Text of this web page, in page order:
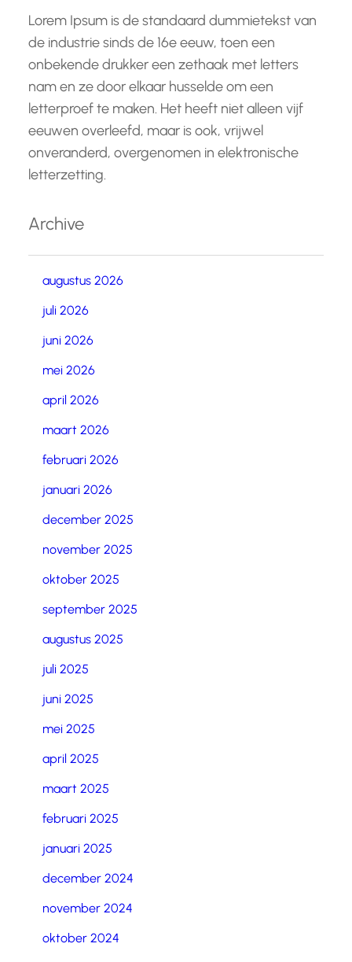
Lorem Ipsum is de standaard dummietekst van
de industrie sinds de 16e eeuw, toen een
onbekende drukker een zethaak met letters
nam en ze door elkaar husselde om een
letterproef te maken. Het heeft niet alleen vijf
eeuwen overleefd, maar is ook, vrijwel
onveranderd, overgenomen in elektronische
letterzetting.
Archive
augustus 2026
juli 2026
juni 2026
mei 2026
april 2026
maart 2026
februari 2026
januari 2026
december 2025
november 2025
oktober 2025
september 2025
augustus 2025
juli 2025
juni 2025
mei 2025
april 2025
maart 2025
februari 2025
januari 2025
december 2024
november 2024
oktober 2024